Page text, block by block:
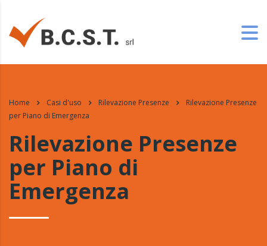
Home Casi d'uso Rilevazione Presenze
Rilevazione Presenze
per Piano di Emergenza
Rilevazione Presenze
per Piano di
Emergenza